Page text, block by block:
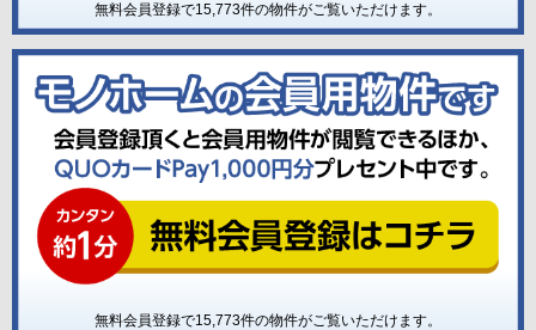
無料会員登録で15,773件の物件がご覧いただけます。
無料会員登録で15,773件の物件がご覧いただけます。